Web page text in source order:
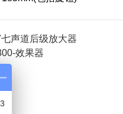
声道后级放大器
效果器